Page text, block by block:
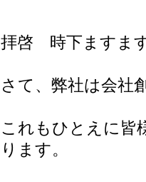
拝啓 時下ますま
さて、弊社は会社
これもひとえに皆
ります。